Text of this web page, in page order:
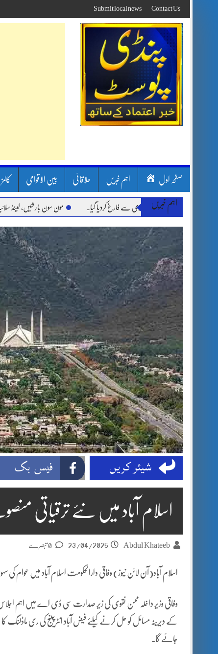
to
content
Contact Us
Submit local news
صفحہ اول اہم خبریں علاقائی بین الاقوامی کالمز
اہم خبریں مون سون بارشیں، لینڈ سلائیڈنگ اور
شیئر کریں فیس بک
اسلام آباد میں نئے ترقیاتی
Abdul Khateeb
23/04/2025
اسلام آباد(آن لائن نیوز) وفاقی دارالحکومت اسلام آباد میں عوام کی
وفاقی وزیر داخلہ محسن نقوی کی زیر صدارت سی ڈی اے میں اہم
جائے گا۔